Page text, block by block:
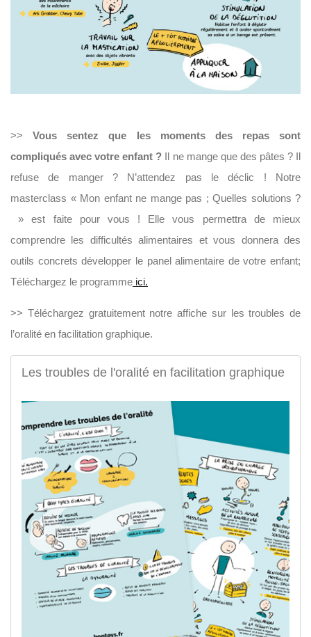
>>Vous sentez que les moments des repas sont
compliqués avec votre enfant ? Il ne mange que des pâtes ? Il
refuse de manger ? N’attendez pas le déclic ! Notre
masterclass « Mon enfant ne mange pas ; Quelles solutions ?
» est faite pour vous ! Elle vous permettra de mieux
comprendre les difficultés alimentaires et vous donnera des
outils concrets développer le panel alimentaire de votre enfant;
Téléchargez le programme ici.
>> Téléchargez gratuitement notre affiche sur les troubles de
l’oralité en facilitation graphique.
Les troubles de l'oralité en facilitation graphique